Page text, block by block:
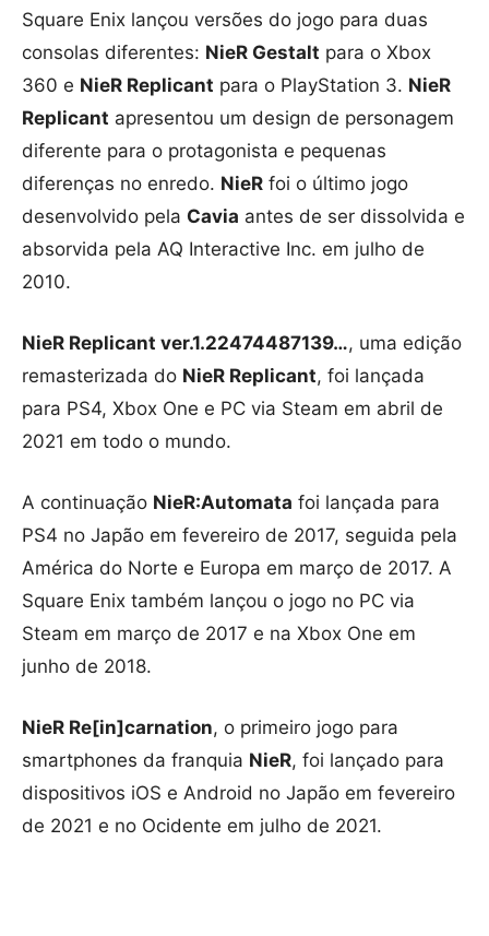
Square Enix lançou versões do jogo para duas
consolas diferentes: NieR Gestalt para o Xbox
360 e NieR Replicant para o PlayStation 3. NieR
Replicant apresentou um design de personagem
diferente para o protagonista e pequenas
diferenças no enredo. NieR foi o último jogo
desenvolvido pela Cavia antes de ser dissolvida e
absorvida pela AQ Interactive Inc. em julho de
2010.
NieR Replicant ver.1.22474487139…, uma edição
remasterizada do NieR Replicant, foi lançada
para PS4, Xbox One e PC via Steam em abril de
2021 em todo o mundo.
A continuação NieR:Automata foi lançada para
PS4 no Japão em fevereiro de 2017, seguida pela
América do Norte e Europa em março de 2017. A
Square Enix também lançou o jogo no PC via
Steam em março de 2017 e na Xbox One em
junho de 2018.
NieR Re[in]carnation, o primeiro jogo para
smartphones da franquia NieR, foi lançado para
dispositivos iOS e Android no Japão em fevereiro
de 2021 e no Ocidente em julho de 2021.